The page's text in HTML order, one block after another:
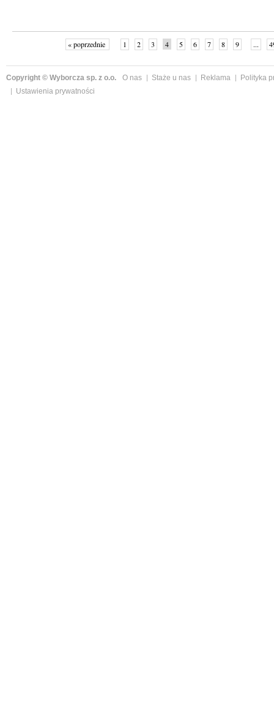
« poprzednie 1 2 3 4 5 6 7 8 9 ...
Copyright © Wyborcza sp. z o.o. O nas Staże u nas Reklama
Polityka
Ustawienia prywatności